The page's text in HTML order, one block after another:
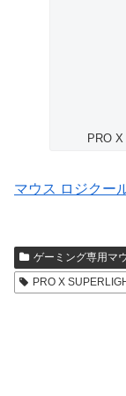
PRO
マウス ロジクー
ゲーミング専用マ
PRO X